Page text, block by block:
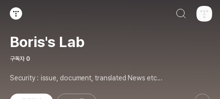
Boris's Lab
구독자 0
Security : issue, document, translated News etc...